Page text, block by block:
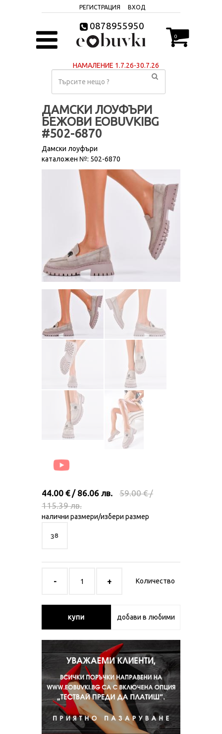
РЕГИСТРАЦИЯ ВХОД
0878955950
0
НАМАЛЕНИЕ 1.7.26-30.7.26
ДАМСКИ ЛОУФЪРИ
БЕЖОВИ EOBUVKIBG
#502-6870
Дамски лоуфъри
каталожен №: 502-6870
44.00 € / 86.06 лв.
59.00 € /
115.39 лв.
налични размери/избери размер
38
Количество
купи добави в любими